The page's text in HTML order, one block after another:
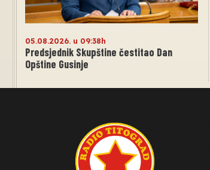
05.08.2026. u 09:38h
Predsjednik Skupštine čestitao Dan
Opštine Gusinje